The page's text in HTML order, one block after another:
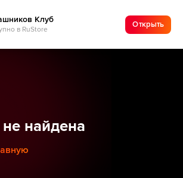
Клуб
в RuStore
Открыть
найдена